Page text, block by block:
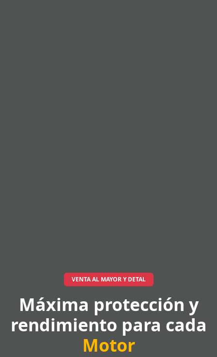
VENTA AL MAYOR Y DETAL
Máxima protección y
rendimiento para cada
Motor